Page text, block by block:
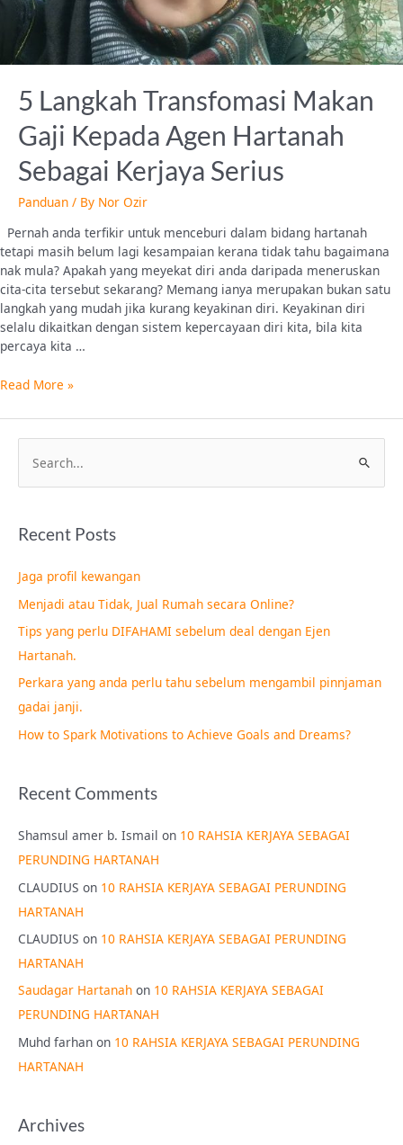
5 Langkah Transfomasi Makan
Gaji Kepada Agen Hartanah
Sebagai Kerjaya Serius
Panduan / By Nor Ozir
Pernah anda terfikir untuk menceburi dalam bidang hartanah
tetapi masih belum lagi kesampaian kerana tidak tahu bagaimana
nak mula? Apakah yang meyekat diri anda daripada meneruskan
cita-cita tersebut sekarang? Memang ianya merupakan bukan satu
langkah yang mudah jika kurang keyakinan diri. Keyakinan diri
selalu dikaitkan dengan sistem kepercayaan diri kita, bila kita
percaya kita …
Read More »
e
r
h
f
o
r
:
Recent Posts
Jaga profil kewangan
Menjadi atau Tidak, Jual Rumah secara Online?
Tips yang perlu DIFAHAMI sebelum deal dengan Ejen
Hartanah.
Perkara yang anda perlu tahu sebelum mengambil pinnjaman
gadai janji.
How to Spark Motivations to Achieve Goals and Dreams?
Recent Comments
Shamsul amer b. Ismail on 10 RAHSIA KERJAYA SEBAGAI
PERUNDING HARTANAH
CLAUDIUS on 10 RAHSIA KERJAYA SEBAGAI PERUNDING
HARTANAH
CLAUDIUS on 10 RAHSIA KERJAYA SEBAGAI PERUNDING
HARTANAH
Saudagar Hartanah on 10 RAHSIA KERJAYA SEBAGAI
PERUNDING HARTANAH
Muhd farhan on 10 RAHSIA KERJAYA SEBAGAI PERUNDING
HARTANAH
Archives